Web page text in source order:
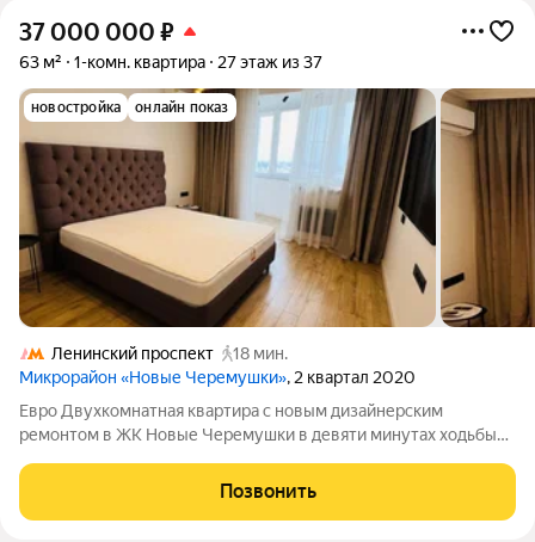
37 000 000 ₽
63 м² 1-комн. квартира 27 этаж из 37
новостройка онлайн показ
Ленинский проспект
18 мин.
Микрорайон «Новые Черемушки», 2 квартал 2020
Евро Двухкомнатная квартира с новым дизайнерским
ремонтом в ЖК Новые Черемушки в девяти минутах ходьбы
огороженной территорией, охраной и пропускным режимом
на территорию комплекса и подъезд дома, в
Позвонить